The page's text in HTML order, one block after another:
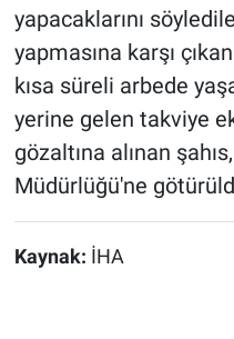
yapacaklarını
yapmasına karşı
kısa süreli arbede
yerine gelen takviye
gözaltına alınan
Müdürlüğü'ne
Kaynak: İHA